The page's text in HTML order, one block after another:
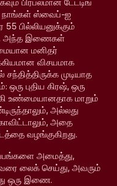
பிரபலமான டேட்டிங்
நாங்கள் ஸ்வைப்-ஐ
55 பில்லியனுக்கும்
அந்த இணைகள்
மனிதர்
விசயமாக
முடியாத
புதிய கிரஷ், ஒரு
உண்மையானதாக மாறும்
அல்லது
அதை
வழங்குகிறது.
அமைத்து,
லைக் செய்து, அவரும்
ஒரு இணை.